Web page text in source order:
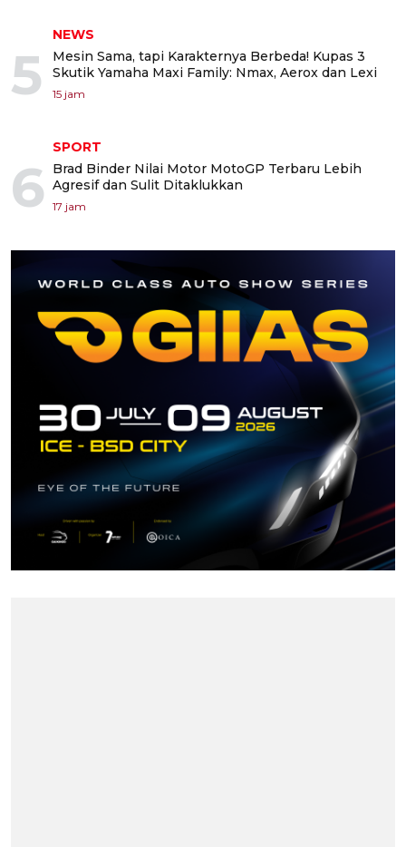
5
NEWS
Mesin Sama, tapi Karakternya Berbeda! Kupas 3
Skutik Yamaha Maxi Family: Nmax, Aerox dan Lexi
15 jam
6
SPORT
Brad Binder Nilai Motor MotoGP Terbaru Lebih
Agresif dan Sulit Ditaklukkan
17 jam